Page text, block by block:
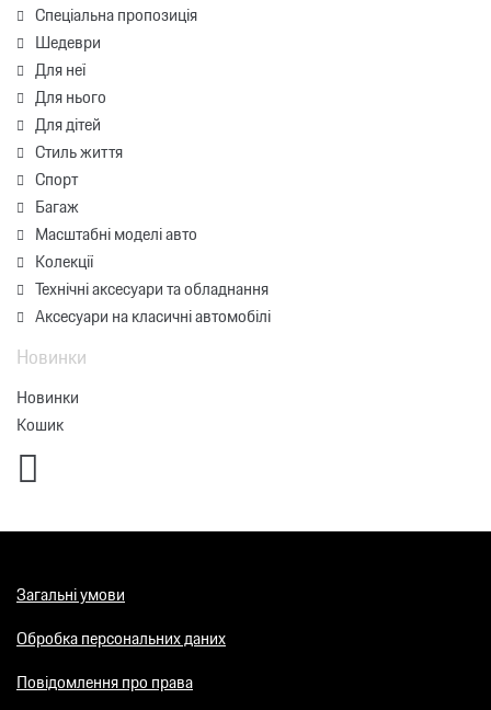
Спеціальна пропозиція
Шедеври
Для неї
Для нього
Для дітей
Стиль життя
Спорт
Багаж
Масштабні моделі авто
Колекції
Технічні аксесуари та обладнання
Аксесуари на класичні автомобілі
Новинки
Новинки
Кошик
Загальні умови
Обробка персональних даних
Повідомлення про права